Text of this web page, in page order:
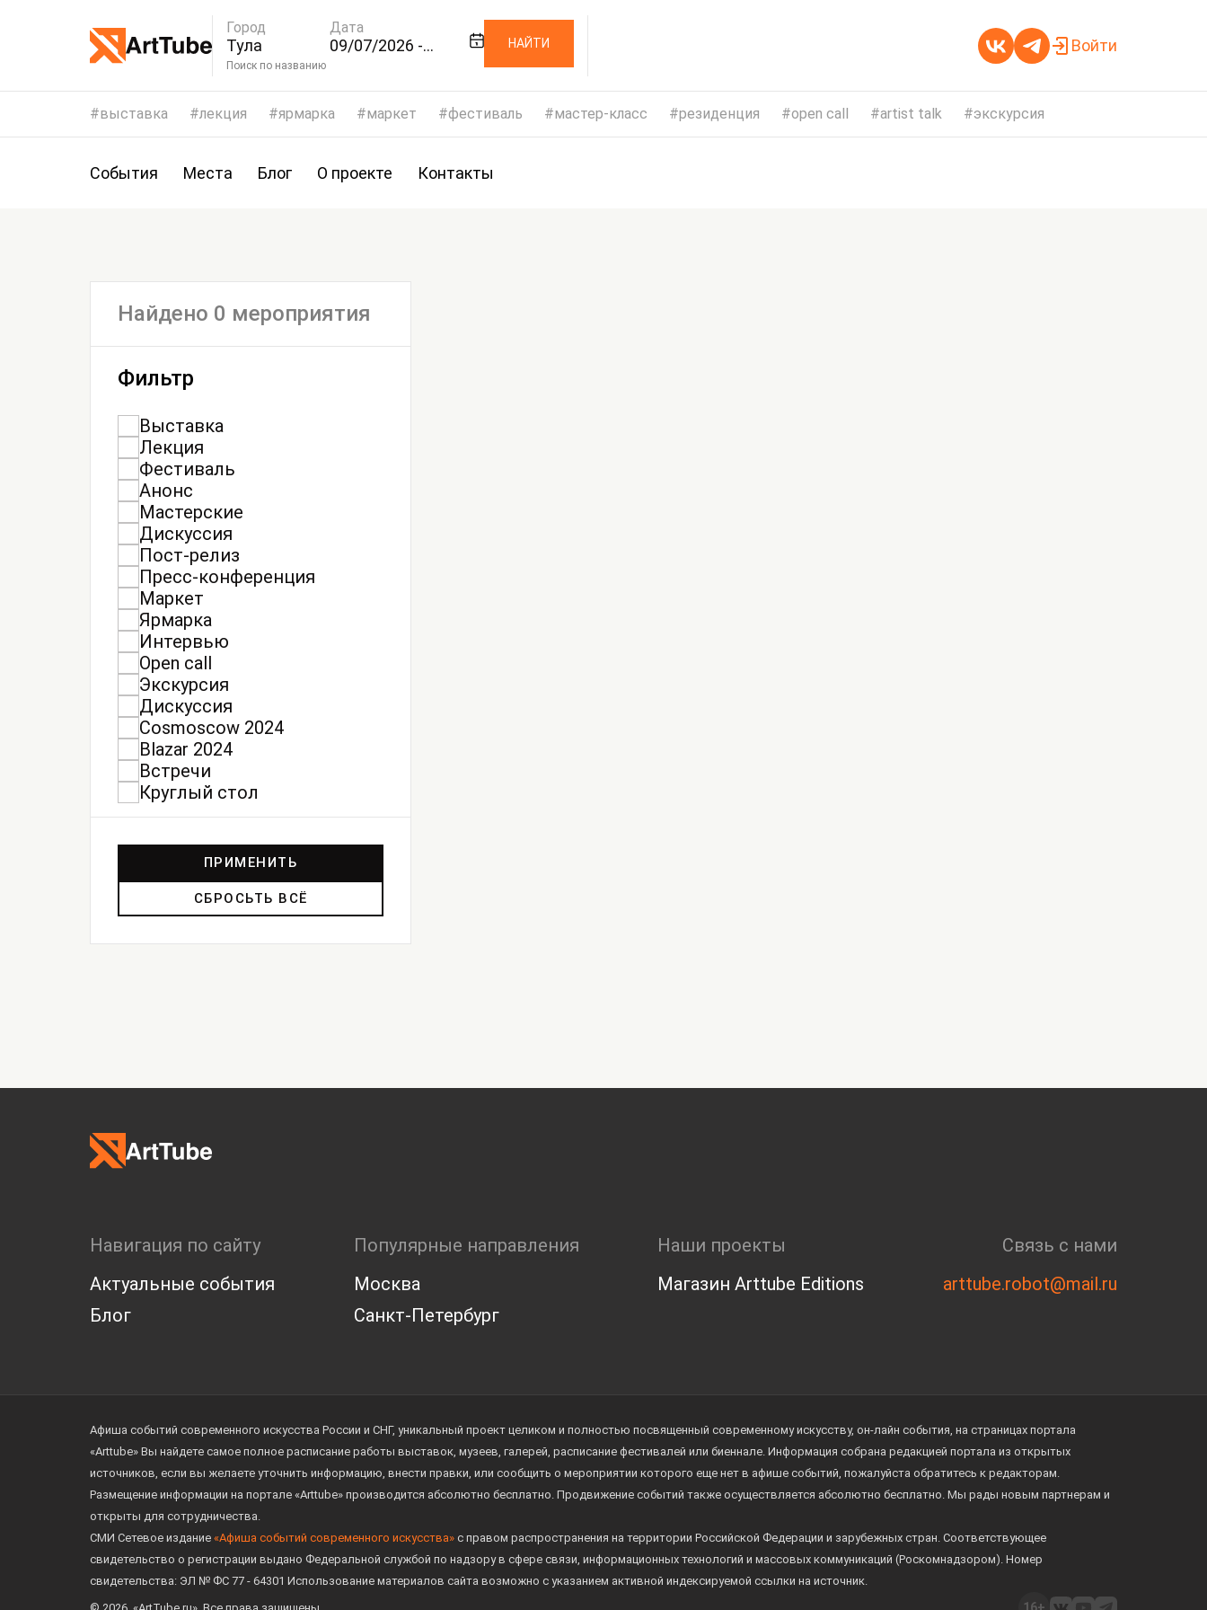
Город
Тула
Дата
09/07/2026 -
Поиск по названию
НАЙТИ Войти
выставка лекция ярмарка маркет фестиваль мастер-класс резиденция open call artist talk экскурсия
События Места Блог О проекте Контакты
Найдено 0 мероприятия
Фильтр
Выставка
Лекция
Фестиваль
Анонс
Мастерские
Дискуссия
Пост-релиз
Пресс-конференция
Маркет
Ярмарка
Интервью
Open call
Экскурсия
Дискуссия
Cosmoscow 2024
Blazar 2024
Встречи
Круглый стол
ПРИМЕНИТЬ
СБРОСЬТЬ ВСЁ
Навигация по сайту
Актуальные события
Блог
Популярные направления
Москва
Санкт-Петербург
Наши проекты
Магазин Arttube Editions
Связь с нами
arttube.robot@mail.ru
Афиша событий современного искусства России и СНГ, уникальный проект целиком и полностью посвященный современному искусству, он-лайн события, на страницах портала
«Arttube» Вы найдете самое полное расписание работы выставок, музеев, галерей, расписание фестивалей или биеннале. Информация собрана редакцией портала из открытых
источников, если вы желаете уточнить информацию, внести правки, или сообщить о мероприятии которого еще нет в афише событий, пожалуйста обратитесь к редакторам.
Размещение информации на портале «Arttube» производится абсолютно бесплатно. Продвижение событий также осуществляется абсолютно бесплатно. Мы рады новым партнерам и
открыты для сотрудничества.
СМИ Сетевое издание «Афиша событий современного искусства» с правом распространения на территории Российской Федерации и зарубежных стран. Соответствующее
свидетельство о регистрации выдано Федеральной службой по надзору в сфере связи, информационных технологий и массовых коммуникаций (Роскомнадзором). Номер
свидетельства: ЭЛ № ФС 77 - 64301 Использование материалов сайта возможно с указанием активной индексируемой ссылки на источник.
© 2026. «ArtTube.ru». Все права защищены.